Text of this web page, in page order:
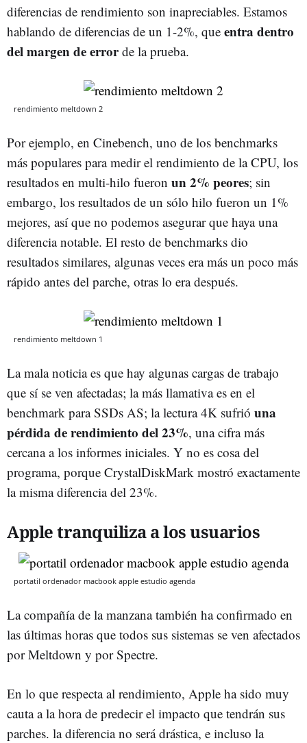
diferencias de rendimiento son inapreciables. Estamos
hablando de diferencias de un 1-2%, que entra dentro
del margen de errorde la prueba.
rendimiento meltdown 2
Por ejemplo, en Cinebench, uno de los benchmarks
más populares para medir el rendimiento de la CPU, los
resultados en multi-hilo fueron un 2% peores; sin
embargo, los resultados de un sólo hilo fueron un 1%
mejores, así que no podemos asegurar que haya una
diferencia notable. El resto de benchmarks dio
resultados similares, algunas veces era más un poco más
rápido antes del parche, otras lo era después.
rendimiento meltdown 1
La mala noticia es que hay algunas cargas de trabajo
que sí se ven afectadas; la más llamativa es en el
benchmark para SSDs AS; la lectura 4K sufrió una
pérdida de rendimiento del 23%, una cifra más
cercana a los informes iniciales. Y no es cosa del
programa, porque CrystalDiskMark mostró exactamente
la misma diferencia del 23%.
Apple tranquiliza a los usuarios
portatil ordenador macbook apple estudio agenda
La compañía de la manzana también ha confirmado en
las últimas horas que todos sus sistemas se ven afectados
por Meltdown y por Spectre.
En lo que respecta al rendimiento, Apple ha sido muy
cauta a la hora de predecir el impacto que tendrán sus
parches. la diferencia no será drástica, e incluso la